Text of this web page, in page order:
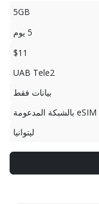
5GB
5 يوم
$11
UAB Tele2
بيانات فقط
ليتوانيا